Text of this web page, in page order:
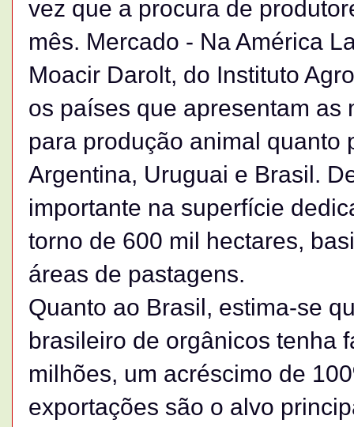
vez que a procura de
mês. Mercado - Na América
Moacir Darolt, do Instituto
os países que apresentam as
para produção animal quanto
Argentina, Uruguai e Brasil.
importante na superfície
torno de 600 mil hectares,
áreas de pastagens.
Quanto ao Brasil, estima-se
brasileiro de orgânicos tenha
milhões, um acréscimo de
exportações são o alvo